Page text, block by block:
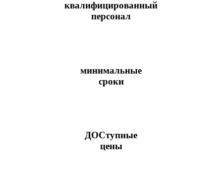
квалифицированный
персонал
минимальные
сроки
ДОСтупные
цены